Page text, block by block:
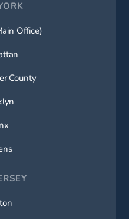
Office)
County